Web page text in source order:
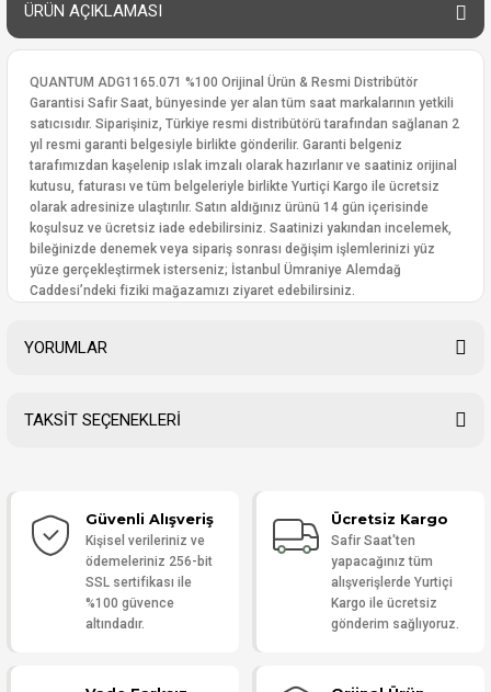
ÜRÜN AÇIKLAMASI
QUANTUM ADG1165.071 %100 Orijinal Ürün & Resmi Distribütör
Garantisi Safir Saat, bünyesinde yer alan tüm saat markalarının yetkili
satıcısıdır. Siparişiniz, Türkiye resmi distribütörü tarafından sağlanan 2
yıl resmi garanti belgesiyle birlikte gönderilir. Garanti belgeniz
tarafımızdan kaşelenip ıslak imzalı olarak hazırlanır ve saatiniz orijinal
kutusu, faturası ve tüm belgeleriyle birlikte Yurtiçi Kargo ile ücretsiz
olarak adresinize ulaştırılır. Satın aldığınız ürünü 14 gün içerisinde
koşulsuz ve ücretsiz iade edebilirsiniz. Saatinizi yakından incelemek,
bileğinizde denemek veya sipariş sonrası değişim işlemlerinizi yüz
yüze gerçekleştirmek isterseniz; İstanbul Ümraniye Alemdağ
Caddesi’ndeki fiziki mağazamızı ziyaret edebilirsiniz.
YORUMLAR
Yorum Yaz
TAKSİT SEÇENEKLERİ
Güvenli Alışveriş
Kişisel verileriniz ve
ödemeleriniz 256-bit
SSL sertifikası ile
%100 güvence
altındadır.
Ücretsiz Kargo
Safir Saat'ten
yapacağınız tüm
alışverişlerde Yurtiçi
Kargo ile ücretsiz
gönderim sağlıyoruz.